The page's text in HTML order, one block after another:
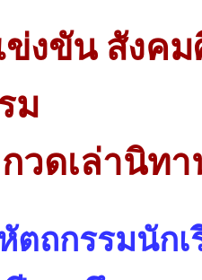
งขัน สังค
ม
วดเล่านิท
ตถกรรมนัก